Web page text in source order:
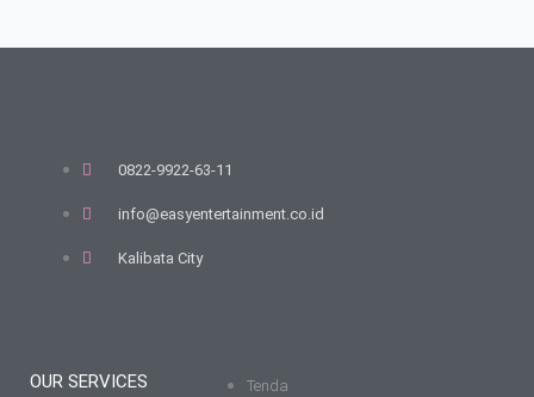
0822-9922-63-11
info@easyentertainment.co.id
Kalibata City
OUR SERVICES
Tenda